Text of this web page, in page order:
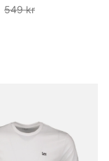
549 kr